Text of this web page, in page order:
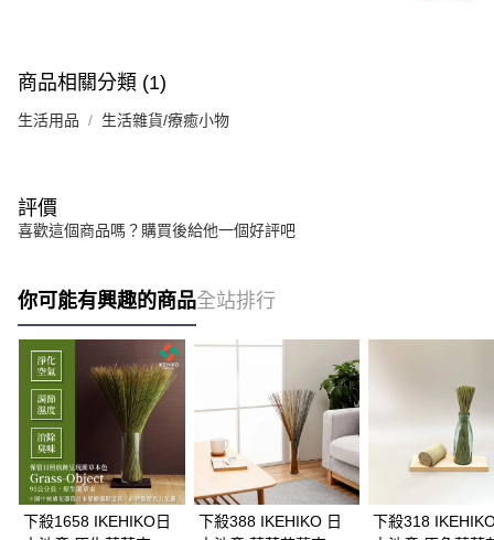
商品相關分類 (1)
生活用品 生活雜貨/療癒小物
評價
喜歡這個商品嗎？購買後給他一個好評吧
你可能有興趣的商品全站排行
下殺1658 IKEHIKO日
下殺388 IKEHIKO 日
下殺318